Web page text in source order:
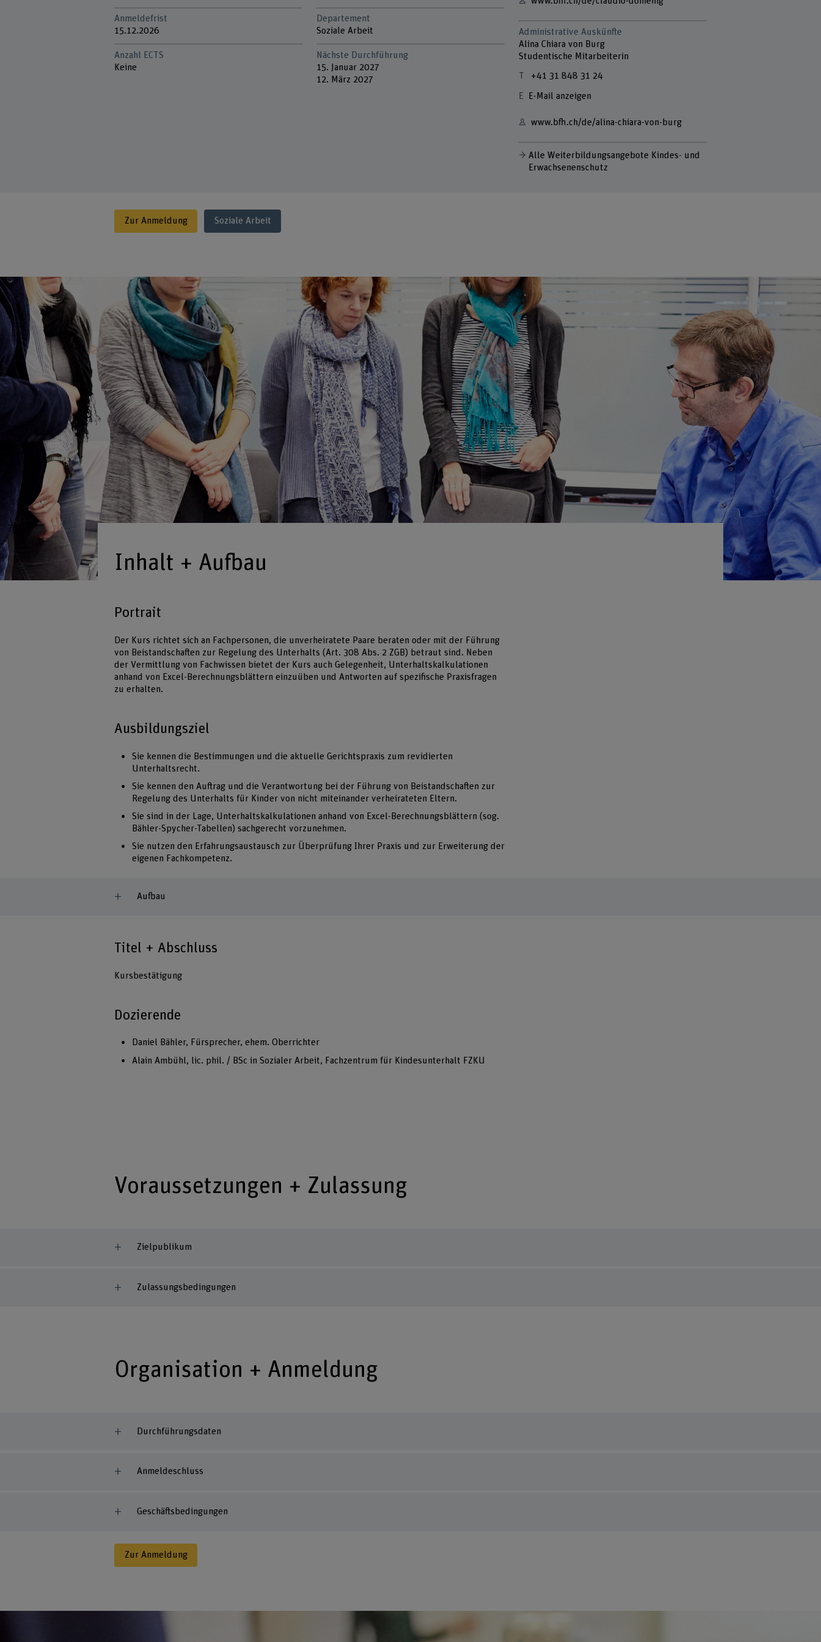
Anmeldefrist
15.12.2026
Anzahl ECTS
Keine
Departement
Soziale Arbeit
Nächste Durchführung
15. Januar 2027
12. März 2027
Administrative Auskünfte
Alina Chiara von Burg
Studentische Mitarbeiterin
+41 31 848 31 24
E-Mail anzeigen
www.bfh.ch/de/alina-chiara-von-burg
Alle Weiterbildungsangebote Kindes- und
Erwachsenenschutz
Zur Anmeldung Soziale Arbeit
Inhalt + Aufbau
Portrait
Der Kurs richtet sich an Fachpersonen, die unverheiratete Paare beraten oder mit der Führung
von Beistandschaften zur Regelung des Unterhalts (Art. 308 Abs. 2 ZGB) betraut sind. Neben
der Vermittlung von Fachwissen bietet der Kurs auch Gelegenheit, Unterhaltskalkulationen
anhand von Excel-Berechnungsblättern einzuüben und Antworten auf spezifische Praxisfragen
zu erhalten.
Ausbildungsziel
Sie kennen die Bestimmungen und die aktuelle Gerichtspraxis zum revidierten
Unterhaltsrecht.
Sie kennen den Auftrag und die Verantwortung bei der Führung von Beistandschaften zur
Regelung des Unterhalts für Kinder von nicht miteinander verheirateten Eltern.
Sie sind in der Lage, Unterhaltskalkulationen anhand von Excel-Berechnungsblättern (sog.
Bähler-Spycher-Tabellen) sachgerecht vorzunehmen.
Sie nutzen den Erfahrungsaustausch zur Überprüfung Ihrer Praxis und zur Erweiterung der
eigenen Fachkompetenz.
Aufbau
Titel + Abschluss
Kursbestätigung
Dozierende
Daniel Bähler, Fürsprecher, ehem. Oberrichter
Alain Ambühl, lic. phil. / BSc in Sozialer Arbeit, Fachzentrum für Kindesunterhalt FZKU
Voraussetzungen + Zulassung
Zielpublikum
Zulassungsbedingungen
Organisation + Anmeldung
Durchführungsdaten
Anmeldeschluss
Geschäftsbedingungen
Zur Anmeldung